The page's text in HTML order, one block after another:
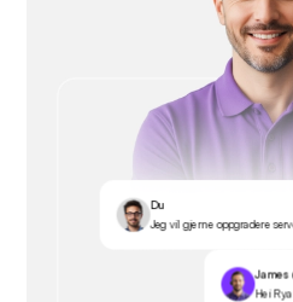
Du
Jeg vil gjerne oppgradere
James
Hei